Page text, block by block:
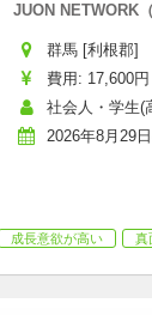
JUON NETWORK
群馬 [利根郡]
費用: 17,600円
社会人・学生(
2026年8月29
成長意欲が高い 真